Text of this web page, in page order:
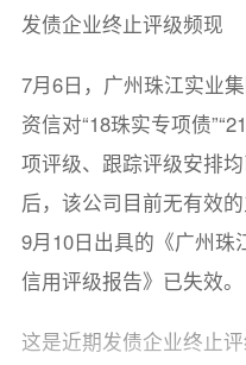
发债企业终止评级频现
7月6日，广州珠江实业
资信对“18珠实专项债
项评级、跟踪评级安排
后，该公司目前无有效
9月10日出具的《广州珠
信用评级报告》已失效。
这是近期发债企业终止